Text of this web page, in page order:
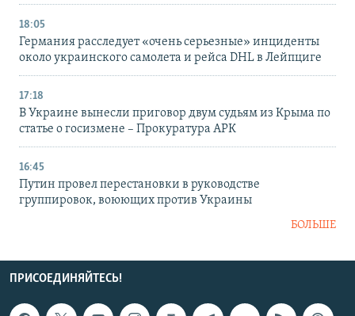
18:05
Германия расследует «очень серьезные» инциденты
около украинского самолета и рейса DHL в Лейпциге
17:18
В Украине вынесли приговор двум судьям из Крыма по
статье о госизмене – Прокуратура АРК
16:45
Путин провел перестановки в руководстве
группировок, воюющих против Украины
БОЛЬШЕ
ПРИСОЕДИНЯЙТЕСЬ!